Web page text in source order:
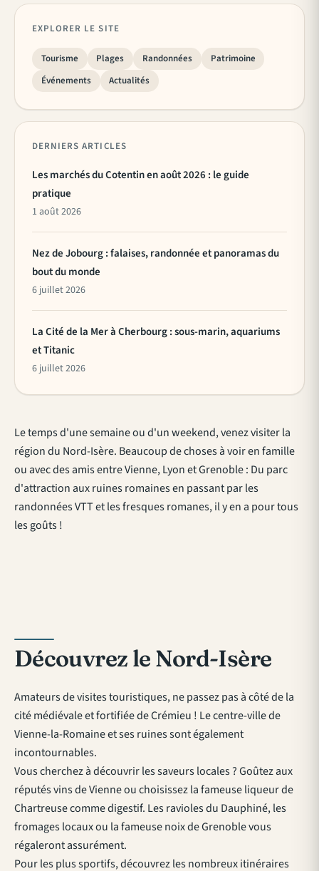
Le temps d'une semaine ou d'un weekend, venez visiter la
région du Nord-Isère. Beaucoup de choses à voir en famille
ou avec des amis entre Vienne, Lyon et Grenoble : Du parc
d'attraction aux ruines romaines en passant par les
randonnées VTT et les fresques romanes, il y en a pour tous
les goûts !
Découvrez le Nord-Isère
Amateurs de visites touristiques, ne passez pas à côté de la
cité médiévale et fortifiée de Crémieu ! Le centre-ville de
Vienne-la-Romaine et ses ruines sont également
incontournables.
Vous cherchez à découvrir les saveurs locales ? Goûtez aux
réputés vins de Vienne ou choisissez la fameuse liqueur de
Chartreuse comme digestif. Les ravioles du Dauphiné, les
fromages locaux ou la fameuse noix de Grenoble vous
régaleront assurément.
Pour les plus sportifs, découvrez les nombreux itinéraires
EXPLORER LE SITE
Tourisme Plages Randonnées
Patrimoine
Événements
Actualités
DERNIERS ARTICLES
Les marchés du Cotentin en août 2026 : le guide
pratique
1 août 2026
Nez de Jobourg : falaises, randonnée et panoramas du
bout du monde
6 juillet 2026
La Cité de la Mer à Cherbourg : sous-marin, aquariums
et Titanic
6 juillet 2026